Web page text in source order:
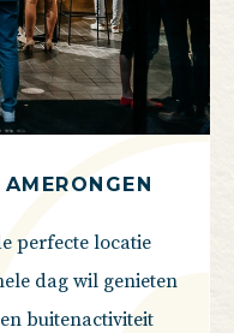
perfecte locatie
dag wil genieten
buitenactiviteit